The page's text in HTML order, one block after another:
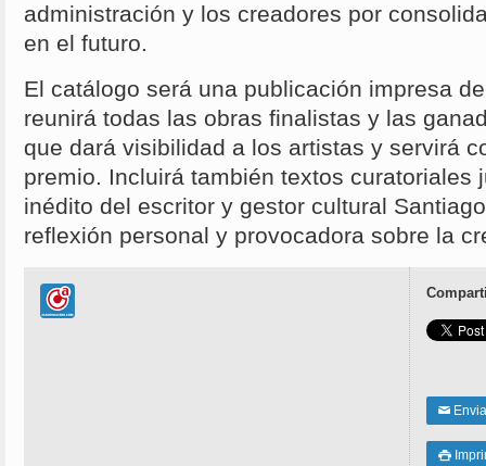
administración y los creadores por
en el futuro.
El catálogo será una publicación impresa
reunirá todas las obras finalistas y las
que dará visibilidad a los artistas y servirá
premio. Incluirá también textos curatoriales
inédito del escritor y gestor cultural
reflexión personal y provocadora sobre la
✉
